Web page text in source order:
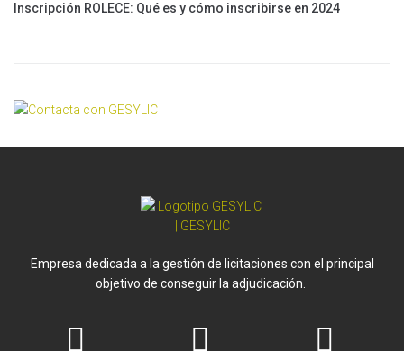
Inscripción ROLECE: Qué es y cómo inscribirse en 2024
Empresa dedicada a la gestión de licitaciones con el principal
objetivo de conseguir la adjudicación.